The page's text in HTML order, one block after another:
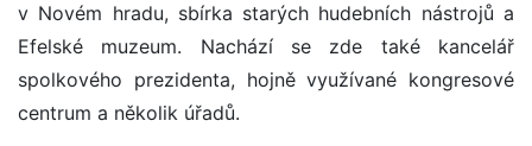
v Novém hradu, sbírka starých hudebních nástrojů a
Efelské muzeum. Nachází se zde také kancelář
spolkového prezidenta, hojně využívané kongresové
centrum a několik úřadů.